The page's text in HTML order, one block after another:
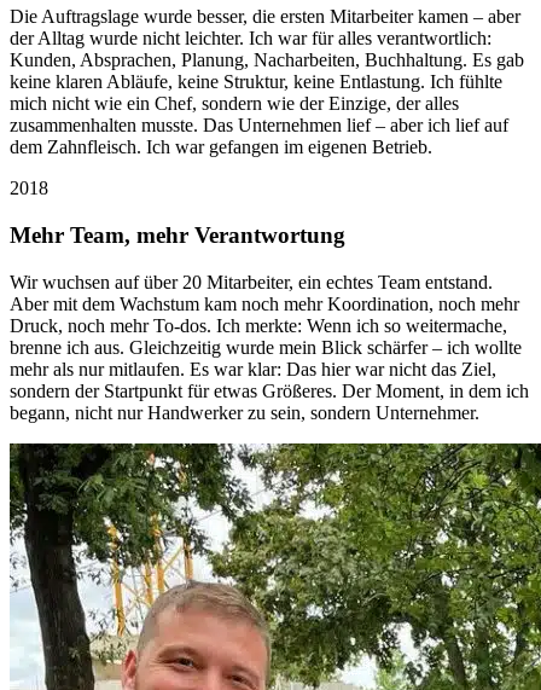
Die Auftragslage wurde besser, die ersten Mitarbeiter kamen – aber
der Alltag wurde nicht leichter. Ich war für alles verantwortlich:
Kunden, Absprachen, Planung, Nacharbeiten, Buchhaltung. Es gab
keine klaren Abläufe, keine Struktur, keine Entlastung. Ich fühlte
mich nicht wie ein Chef, sondern wie der Einzige, der alles
zusammenhalten musste. Das Unternehmen lief – aber ich lief auf
dem Zahnfleisch. Ich war gefangen im eigenen Betrieb.
2018
Mehr Team, mehr Verantwortung
Wir wuchsen auf über 20 Mitarbeiter, ein echtes Team entstand.
Aber mit dem Wachstum kam noch mehr Koordination, noch mehr
Druck, noch mehr To-dos. Ich merkte: Wenn ich so weitermache,
brenne ich aus. Gleichzeitig wurde mein Blick schärfer – ich wollte
mehr als nur mitlaufen. Es war klar: Das hier war nicht das Ziel,
sondern der Startpunkt für etwas Größeres. Der Moment, in dem ich
begann, nicht nur Handwerker zu sein, sondern Unternehmer.